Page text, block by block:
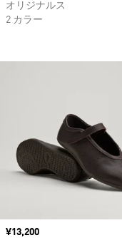
価格
¥13,200
オリジナルス
2 カラー